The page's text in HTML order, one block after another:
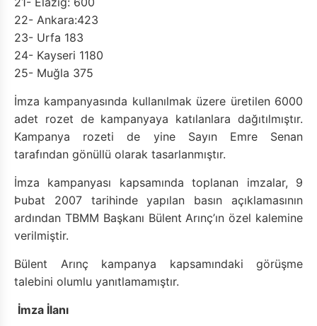
22- Ankara:423
23- Urfa 183
24- Kayseri 1180
25- Muğla 375
İmza kampanyasında kullanılmak üzere üretilen 6000
adet rozet de kampanyaya katılanlara dağıtılmıştır.
Kampanya rozeti de yine Sayın Emre Senan
tarafından gönüllü olarak tasarlanmıştır.
İmza kampanyası kapsamında toplanan imzalar, 9
Þubat 2007 tarihinde yapılan basın açıklamasının
ardından TBMM Başkanı Bülent Arınç’ın özel kalemine
verilmiştir.
Bülent Arınç kampanya kapsamındaki görüşme
talebini olumlu yanıtlamamıştır.
İmza İlanı